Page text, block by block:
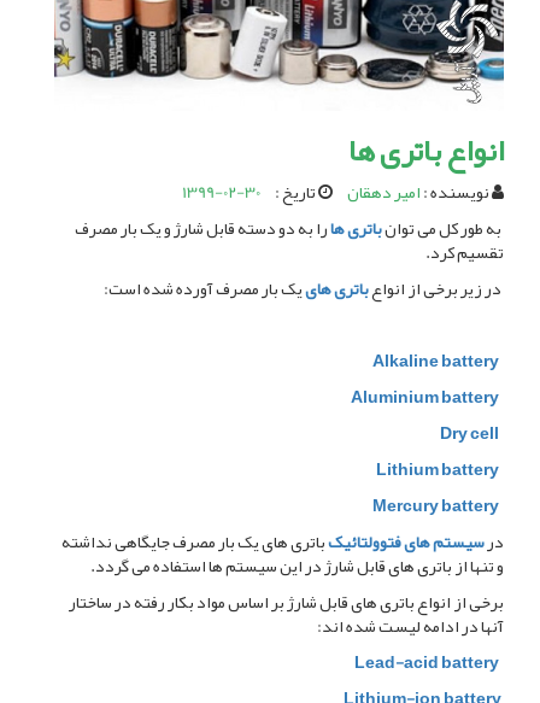
انواع باتری ها
نویسنده :امیر دهقان تاریخ : 1399-02-30
به طور کل می توانباتری هارا به دو دسته قابل شارژ و یک بار مصرف
تقسیم کرد.
در زیر برخی از انواعباتری هاییک بار مصرف آورده شده است:
درسیستم های فتوولتائیکباتری های یک بار مصرف جایگاهی نداشته
و تنها از باتری های قابل شارژ در این سیستم ها استفاده می گردد.
برخی از انواع باتری های قابل شارژ بر اساس مواد بکار رفته در ساختار
آنها در ادامه لیست شده اند: